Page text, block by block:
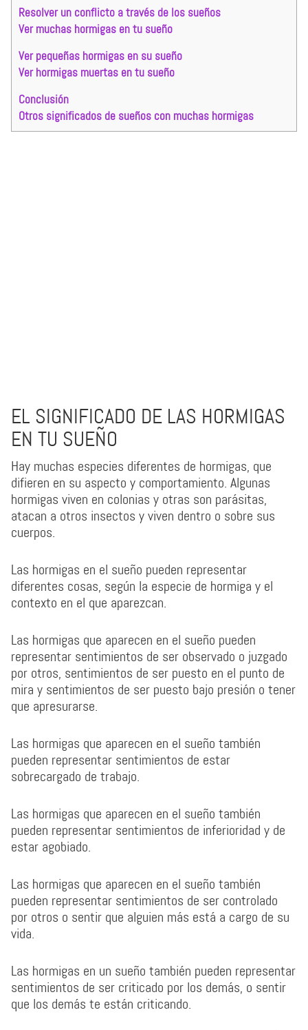
Resolver un conflicto a través de los sueños
Ver muchas hormigas en tu sueño
Ver pequeñas hormigas en su sueño
Ver hormigas muertas en tu sueño
Conclusión
Otros significados de sueños con muchas hormigas
EL SIGNIFICADO DE LAS HORMIGAS
EN TU SUEÑO
Hay muchas especies diferentes de hormigas, que
difieren en su aspecto y comportamiento. Algunas
hormigas viven en colonias y otras son parásitas,
atacan a otros insectos y viven dentro o sobre sus
cuerpos.
Las hormigas en el sueño pueden representar
diferentes cosas, según la especie de hormiga y el
contexto en el que aparezcan.
Las hormigas que aparecen en el sueño pueden
representar sentimientos de ser observado o juzgado
por otros, sentimientos de ser puesto en el punto de
mira y sentimientos de ser puesto bajo presión o tener
que apresurarse.
Las hormigas que aparecen en el sueño también
pueden representar sentimientos de estar
sobrecargado de trabajo.
Las hormigas que aparecen en el sueño también
pueden representar sentimientos de inferioridad y de
estar agobiado.
Las hormigas que aparecen en el sueño también
pueden representar sentimientos de ser controlado
por otros o sentir que alguien más está a cargo de su
vida.
Las hormigas en un sueño también pueden representar
sentimientos de ser criticado por los demás, o sentir
que los demás te están criticando.